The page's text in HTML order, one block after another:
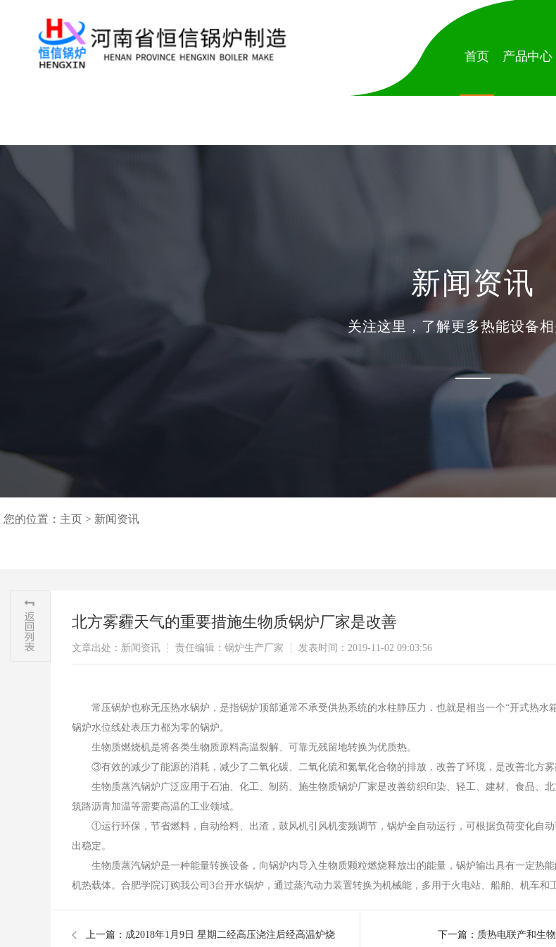
首页 产品中心
新闻资讯
关注这里，了解更多热能设备
您的位置： 主页 > 新闻资讯
北方雾霾天气的重要措施生物质锅炉厂家是改善
文章出处：新闻资讯 责任编辑：锅炉生产厂家 发表时间：2019-11-02 09:03:56
常压锅炉也称无压热水锅炉，是指锅炉顶部通常不承受供热系统的水柱静压力．也就是相当一个“开式热水箱
锅炉水位线处表压力都为零的锅炉。
生物质燃烧机是将各类生物质原料高温裂解、可靠无残留地转换为优质热。
③有效的减少了能源的消耗，减少了二氧化碳、二氧化硫和氮氧化合物的排放，改善了环境，是改善北方雾
生物质蒸汽锅炉广泛应用于石油、化工、制药、施生物质锅炉厂家是改善纺织印染、轻工、建材、食品、北
筑路沥青加温等需要高温的工业领域。
①运行环保，节省燃料，自动给料、出渣，鼓风机引风机变频调节，锅炉全自动运行，可根据负荷变化自动
出稳定。
生物质蒸汽锅炉是一种能量转换设备，向锅炉内导入生物质颗粒燃烧释放出的能量，锅炉输出具有一定热能
机热载体。 合肥学院订购我公司3台开水锅炉 ，通过蒸汽动力装置转换为机械能，多用于火电站、船舶、机车和
上一篇： 成2018年1月9日 星期二经高压浇注后经高温炉烧 下一篇： 质热电联产和生